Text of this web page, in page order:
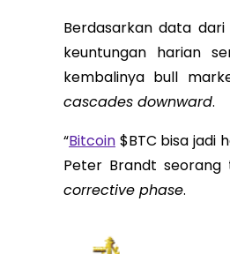
Berdasarkan data
keuntungan harian
kembalinya bull
cascades downward.
“Bitcoin $BTC bisa jadi
Peter Brandt
corrective phase.